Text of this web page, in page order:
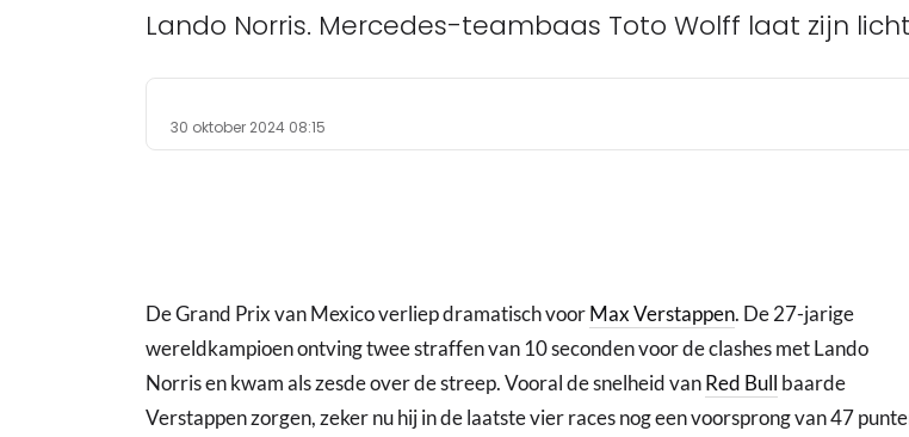
Lando Norris. Mercedes-teambaas Toto Wolff laat zijn
30 oktober 2024 08:15
De Grand Prix van Mexico verliep dramatisch voorMax Verstappen. De 27-jarige
wereldkampioen ontving twee straffen van 10 seconden voor de clashes met Lando
Norris en kwam als zesde over de streep. Vooral de snelheid vanRed Bull baarde
Verstappen zorgen, zeker nu hij in de laatste vier races nog een voorsprong van 47